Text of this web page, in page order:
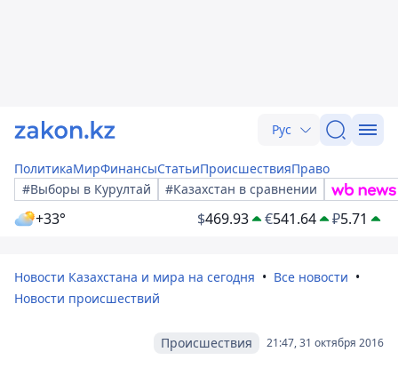
Рус
ПолитикаМирФинансыСтатьиПроисшествияПраво
#Выборы в Курултай
#Казахстан в сравнении
+33° $469.93 €541.64 ₽5.71
Новости Казахстана и мира на сегодня
Все новости
Новости происшествий
21:47, 31 октября 2016
Происшествия